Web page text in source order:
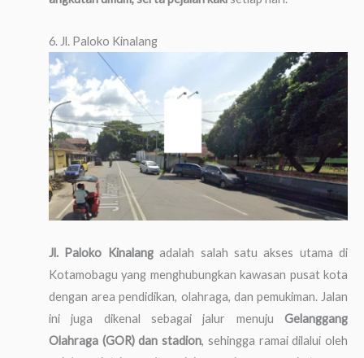
6. Jl. Paloko Kinalang
Jl. Paloko Kinalangadalah salah satu akses utama di
Kotamobagu yang menghubungkan kawasan pusat kota
dengan area pendidikan, olahraga, dan pemukiman. Jalan
ini juga dikenal sebagai jalur menuju Gelanggang
Olahraga (GOR) dan stadion, sehingga ramai dilalui oleh